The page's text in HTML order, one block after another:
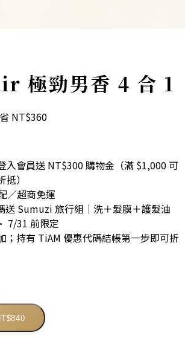
極勁男香 4 合 1
省 NT$360
入會員送 NT$300 購物金（滿 $1,000 可
）
／超商免運
送 Sumuzi 旅行組｜洗＋髮膜＋護髮油
7/31 前限定
；持有 TiAM 優惠代碼結帳第一步即可折